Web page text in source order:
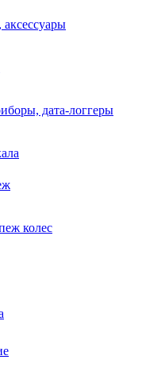
дата-логгеры
колес